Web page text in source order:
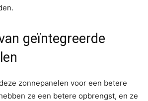
geïntegreerde
zonnepanelen voor een betere
ze een betere opbrengst, en ze